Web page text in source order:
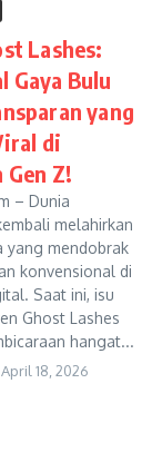
Lashes:
Gaya Bulu
yang
di
Gen Z!
– Dunia
melahirkan
yang mendobrak
konvensional di
Saat ini, isu
Ghost Lashes
hangat...
April 18, 2026